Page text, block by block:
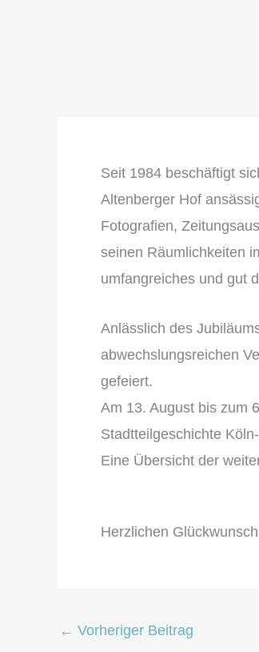
Seit 1984 beschäftigt
Altenberger Hof
Fotografien,
seinen Räumlichkeiten
umfangreiches und gut
Anlässlich des
abwechslungsreichen
gefeiert.
Am 13. August bis zum
Stadtteilgeschichte
Eine Übersicht der
Herzlichen
← Vorheriger Beitrag